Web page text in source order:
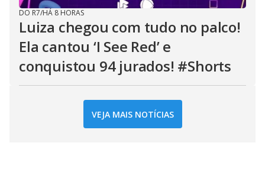
DO R7/HÁ 8 HORAS
Luiza chegou com tudo no palco!
Ela cantou ‘I See Red’ e
conquistou 94 jurados! #Shorts
VEJA MAIS NOTÍCIAS